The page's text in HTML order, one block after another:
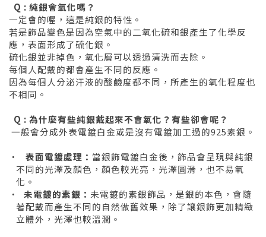
Q : 純銀會氧化嗎？
一定會的喔，這是純銀的特性。
若是飾品變色是因為空氣中的二氧化硫和銀產生了化學反
應，表面形成了硫化銀。
硫化銀並非掉色，氧化層可以透過清洗而去除。
每個人配戴的都會產生不同的反應。
因為每個人分泌汗液的酸鹼度都不同，所產生的氧化程度也
不相同。
Q : 為什麼有些純銀戴起來不會氧化？有些卻會呢？
一般會分成外表電鍍白金或是沒有電鍍加工過的925素銀。
‧
表面電鍍處理： 當銀飾電鍍白金後，飾品會呈現與純銀
不同的光澤及顏色，顏色較光亮，光澤圓滑，也不易氧
化。
‧
未電鍍的素銀： 未電鍍的素銀飾品，是銀的本色，會隨
著配戴而產生不同的自然做舊效果，除了讓銀飾更加精緻
立體外，光澤也較溫潤。